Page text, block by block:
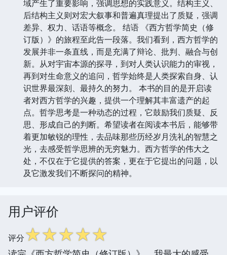
域产生了重要影响，强调思想的实践意义。结构主义、
后结构主义则对宏大叙事和普遍真理提出了质疑，强调
差异、权力、话语等概念。 结语 《西方哲学简史（修
订版）》的旅程至此告一段落。我们看到，西方哲学的
发展并非一条直线，而是充满了辩论、批判、融合与创
新。从对宇宙本源的探寻，到对人类认识能力的审视，
再到对生命意义的追问，哲学始终是人类探索自身、认
识世界最深刻、最持久的努力。 本书的目的是开启读
者对西方哲学的兴趣，提供一个理解其丰富遗产的起
点。哲学思考是一种动态的过程，它鼓励我们质疑、反
思、形成自己的判断。希望读者在阅读本书后，能够带
着更加敏锐的理性，去品味那些历经岁月洗礼的智慧之
光，去感受哲学思辨的无穷魅力。西方哲学的伟大之
处，不仅在于它提供的答案，更在于它提出的问题，以
及它激发我们不断探问的精神。
用户评价
评分☆☆☆☆☆